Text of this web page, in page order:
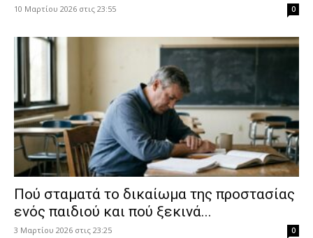
10 Μαρτίου 2026 στις 23:55 0
Πού σταματά το δικαίωμα της προστασίας
ενός παιδιού και πού ξεκινά...
3 Μαρτίου 2026 στις 23:25 0